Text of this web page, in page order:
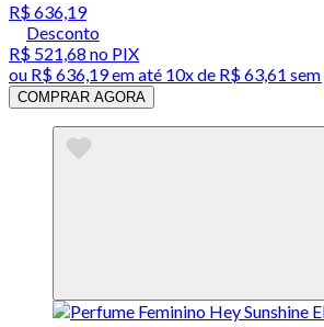
R$ 636,19
Desconto
R$ 521,68 no PIX
ou R$ 636,19em até 10x de R$ 63,61
COMPRAR AGORA